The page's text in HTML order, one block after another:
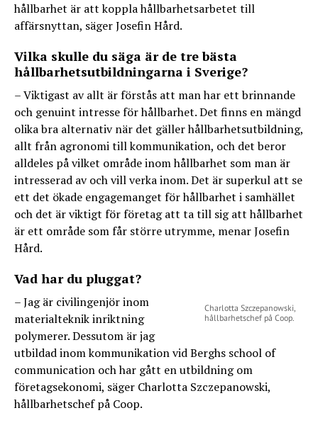
hållbarhet är att koppla hållbarhetsarbetet till
affärsnyttan, säger Josefin Hård.
Vilka skulle du säga är de tre bästa
hållbarhetsutbildningarna i Sverige?
– Viktigast av allt är förstås att man har ett brinnande
och genuint intresse för hållbarhet. Det finns en mängd
olika bra alternativ när det gäller hållbarhetsutbildning,
allt från agronomi till kommunikation, och det beror
alldeles på vilket område inom hållbarhet som man är
intresserad av och vill verka inom. Det är superkul att se
ett det ökade engagemanget för hållbarhet i samhället
och det är viktigt för företag att ta till sig att hållbarhet
är ett område som får större utrymme, menar Josefin
Hård.
Charlotta Szczepanowski,
hållbarhetschef på Coop.
Vad har du pluggat?
– Jag är civilingenjör inom
materialteknik inriktning
polymerer. Dessutom är jag
utbildad inom kommunikation vid Berghs school of
communication och har gått en utbildning om
företagsekonomi, säger Charlotta Szczepanowski,
hållbarhetschef på Coop.